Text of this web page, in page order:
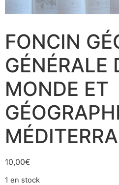
FONCIN
GÉNÉRALE
MONDE ET
10,00€
1 en stock